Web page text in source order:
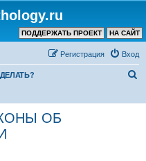
НА САЙТ
ПОДДЕРЖАТЬ ПРОЕКТ
Вход
Регистрация
ОБ